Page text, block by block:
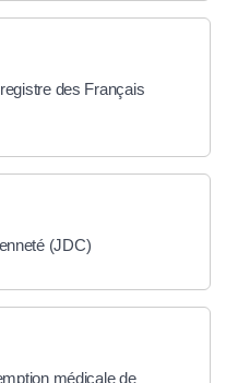
des Français
(JDC)
médicale de